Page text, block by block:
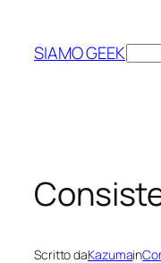
contenuto
SIAMO GEEKCerca
Scritto daKazumain